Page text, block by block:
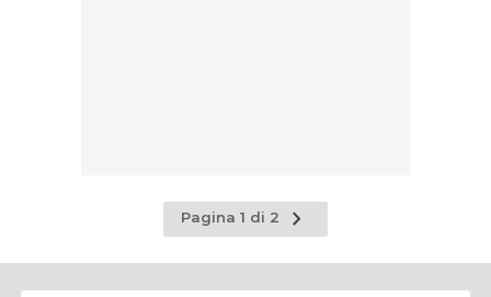
Pagina 1 di 2
Pagina
successiva